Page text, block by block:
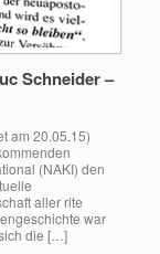
Schneider –
am 20.05.15)
(NAKI) den
aller rite
war
die […]